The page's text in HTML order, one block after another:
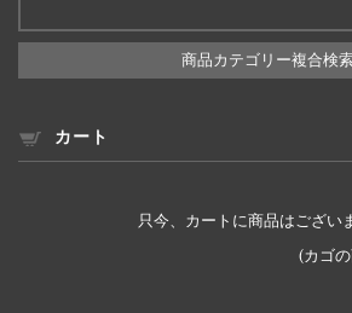
商品カテゴリー複合検
カート
只今、カートに商品はござい
(カゴ